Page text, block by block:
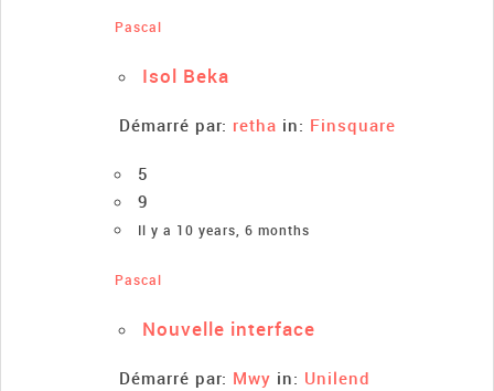
Pascal
Isol Beka
Démarré par: retha in: Finsquare
5
9
Il y a 10 years, 6 months
Pascal
Nouvelle interface
Démarré par: Mwy in: Unilend